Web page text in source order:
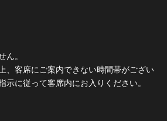
ん。
、客席にご案内できない時間帯がござい
示に従って客席内にお入りください。